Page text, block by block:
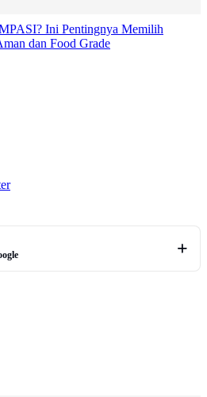
Ini Pentingnya Memilih
dan Food Grade